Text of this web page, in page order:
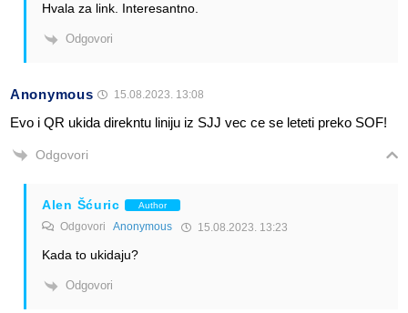
Hvala za link. Interesantno.
Odgovori
Anonymous 15.08.2023. 13:08
Evo i QR ukida direkntu liniju iz SJJ vec ce se leteti preko SOF!
Odgovori
Alen Šćuric Author
Odgovori Anonymous 15.08.2023. 13:23
Kada to ukidaju?
Odgovori